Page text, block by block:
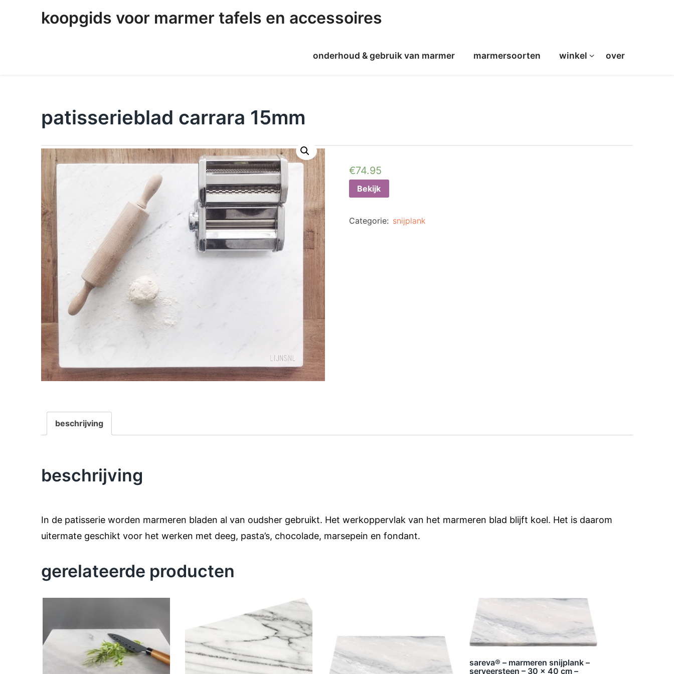
koopgids voor marmer tafels en accessoires
onderhoud & gebruik van marmer marmersoorten winkel over
patisserieblad carrara 15mm
€74.95
Bekijk
Categorie: snijplank
beschrijving
beschrijving
In de patisserie worden marmeren bladen al van oudsher gebruikt. Het werkoppervlak van het marmeren blad blijft koel. Het is daarom
uitermate geschikt voor het werken met deeg, pasta’s, chocolade, marsepein en fondant.
gerelateerde producten
sareva® – marmeren snijplank –
serveersteen – 30 x 40 cm –